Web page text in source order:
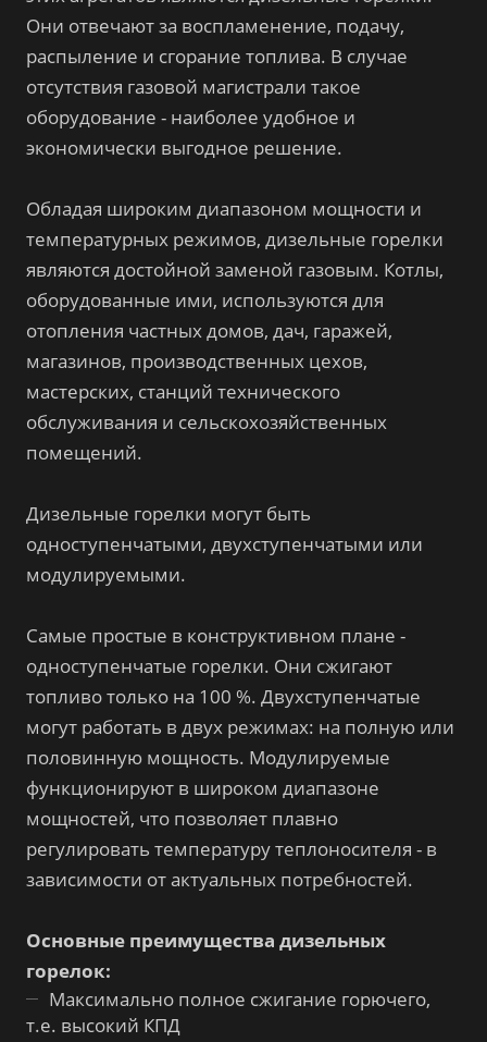
Они отвечают за воспламенение, подачу,
распыление и сгорание топлива. В случае
отсутствия газовой магистрали такое
оборудование - наиболее удобное и
экономически выгодное решение.
Обладая широким диапазоном мощности и
температурных режимов, дизельные горелки
являются достойной заменой газовым. Котлы,
оборудованные ими, используются для
отопления частных домов, дач, гаражей,
магазинов, производственных цехов,
мастерских, станций технического
обслуживания и сельскохозяйственных
помещений.
Дизельные горелки могут быть
одноступенчатыми, двухступенчатыми или
модулируемыми.
Самые простые в конструктивном плане -
одноступенчатые горелки. Они сжигают
топливо только на 100 %. Двухступенчатые
могут работать в двух режимах: на полную или
половинную мощность. Модулируемые
функционируют в широком диапазоне
мощностей, что позволяет плавно
регулировать температуру теплоносителя - в
зависимости от актуальных потребностей.
Основные преимущества дизельных
горелок:
Максимально полное сжигание горючего,
т.е. высокий КПД